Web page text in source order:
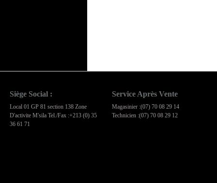
Siège Social :
Local 01 GP 81 section 138 Zone
D'activite M'sila Tel./Fax :+213 (0) 35
36 61 71
Service Après Vente
Magasinier :(07) 70 08 29 14
Technicien :(07) 70 08 29 12